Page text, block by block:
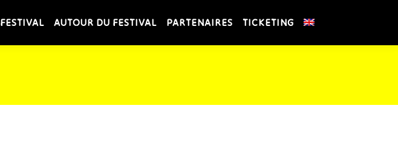
FESTIVAL AUTOUR DU FESTIVAL PARTENAIRES TICKETING